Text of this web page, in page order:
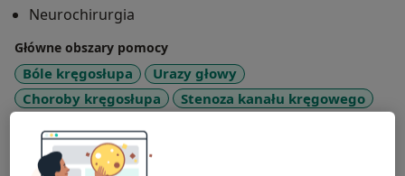
Neurochirurgia
Główne obszary pomocy
Bóle kręgosłupa
Urazy głowy
Choroby kręgosłupa
Stenoza kanału kręgowego
Pacjenci których przyjmuję